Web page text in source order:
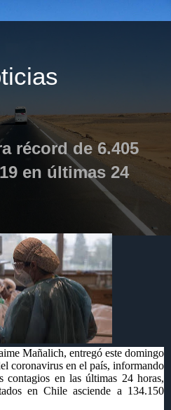
récord de 6.405
en últimas 24
Mañalich, entregó este domingo
coronavirus en el país, informando
contagios en las últimas 24 horas,
en Chile asciende a 134.150